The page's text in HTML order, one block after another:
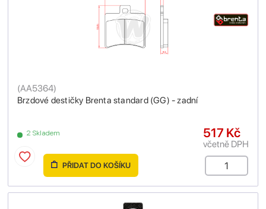
Brzdové destičky Brenta standard (GG) - zadní
(AA5364)
2 Skladem 517 Kč
včetně DPH
PŘIDAT DO KOŠÍKU